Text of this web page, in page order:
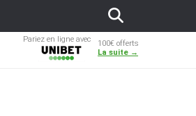
Pariez en ligne avec
100€ offerts
La suite →